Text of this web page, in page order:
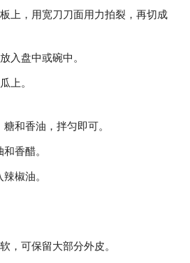
上，用宽刀刀面用力拍裂，再切成
入盘中或碗中。
上。
和香油，拌匀即可。
香醋。
椒油。
，可保留大部分外皮。